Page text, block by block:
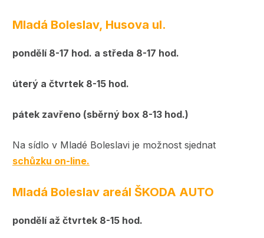
Mladá Boleslav, Husova ul.
pondělí 8-17 hod. a středa 8-17 hod.
úterý a čtvrtek 8-15 hod.
pátek zavřeno (sběrný box 8-13 hod.)
Na sídlo v Mladé Boleslavi je možnost sjednat
schůzku on-line.
Mladá Boleslav areál ŠKODA AUTO
pondělí až čtvrtek 8-15 hod.